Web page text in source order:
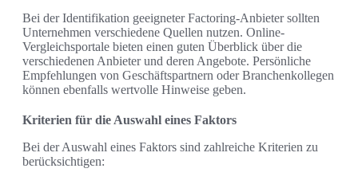
Bei der Identifikation geeigneter Factoring-Anbieter sollten
Unternehmen verschiedene Quellen nutzen. Online-
Vergleichsportale bieten einen guten Überblick über die
verschiedenen Anbieter und deren Angebote. Persönliche
Empfehlungen von Geschäftspartnern oder Branchenkollegen
können ebenfalls wertvolle Hinweise geben.
Kriterien für die Auswahl eines Faktors
Bei der Auswahl eines Faktors sind zahlreiche Kriterien zu
berücksichtigen: